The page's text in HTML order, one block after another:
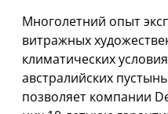
Многолетний опыт
витражных
климатических
австралийских
позволяет компании